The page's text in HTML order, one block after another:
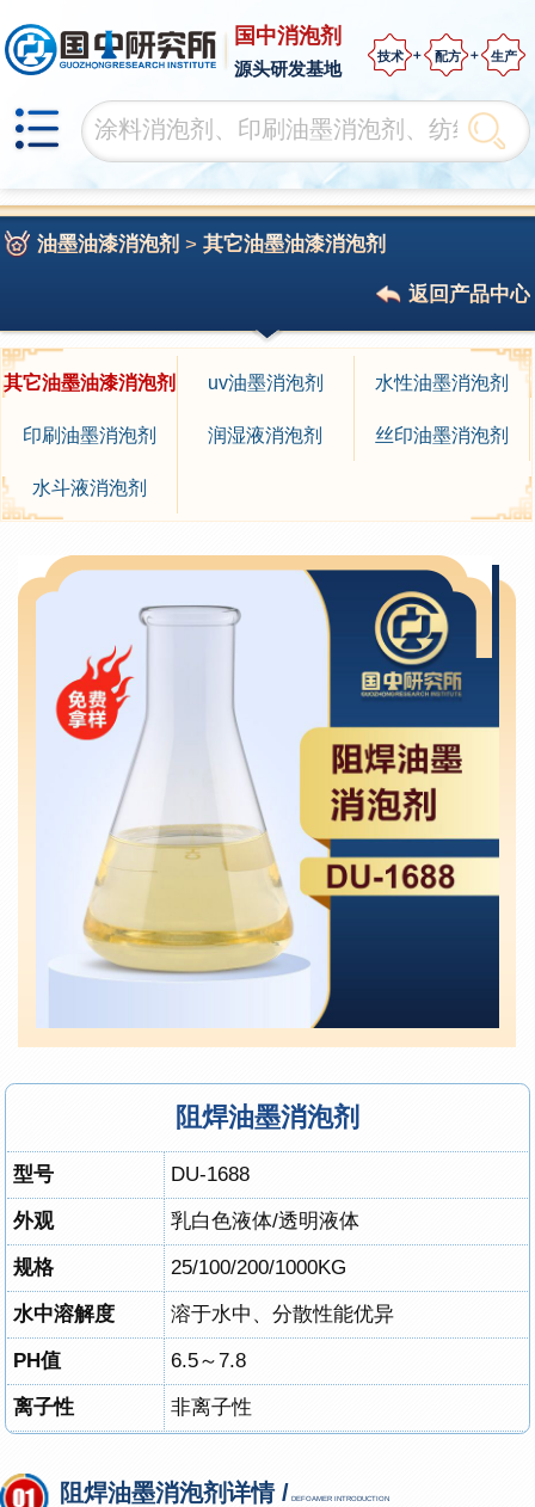
国中消泡剂
源头研发基地
技术 配方 生产
油墨油漆消泡剂 > 其它油墨油漆消泡剂
返回产品中心
其它油墨油漆消泡剂 uv油墨消泡剂 水性油墨消泡剂
印刷油墨消泡剂 润湿液消泡剂 丝印油墨消泡剂
水斗液消泡剂
阻焊油墨消泡剂
型号 DU-1688
外观 乳白色液体/透明液体
规格 25/100/200/1000KG
水中溶解度 溶于水中、分散性能优异
PH值 6.5～7.8
离子性 非离子性
阻焊油墨消泡剂详情 / DEFOAMER INTRODUCTION